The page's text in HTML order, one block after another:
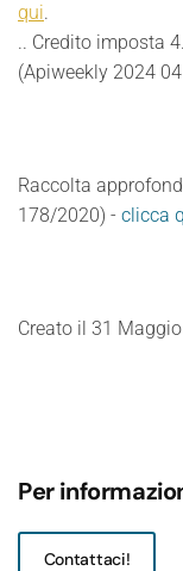
qui.
.. Credito imposta
(Apiweekly 2024
Raccolta
178/2020) - clicca
Creato il 31
Per
Contattaci!